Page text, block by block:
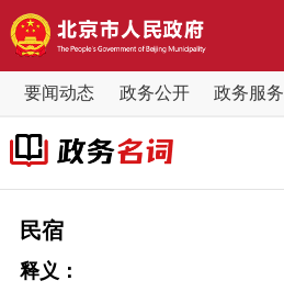
要闻动态 政务公开 政务服务
要闻动态
党中央精神
各区热点
民宿
释义：